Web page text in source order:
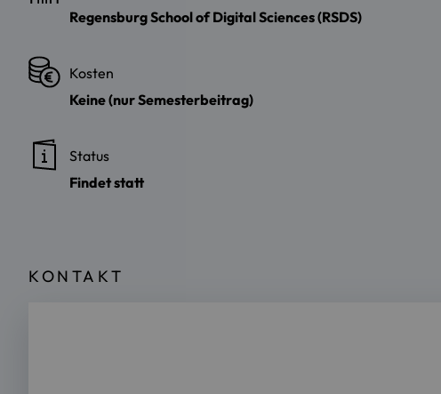
Regensburg School of Digital Sciences (RSDS)
Kosten
Keine (nur Semesterbeitrag)
Status
Findet statt
KONTAKT